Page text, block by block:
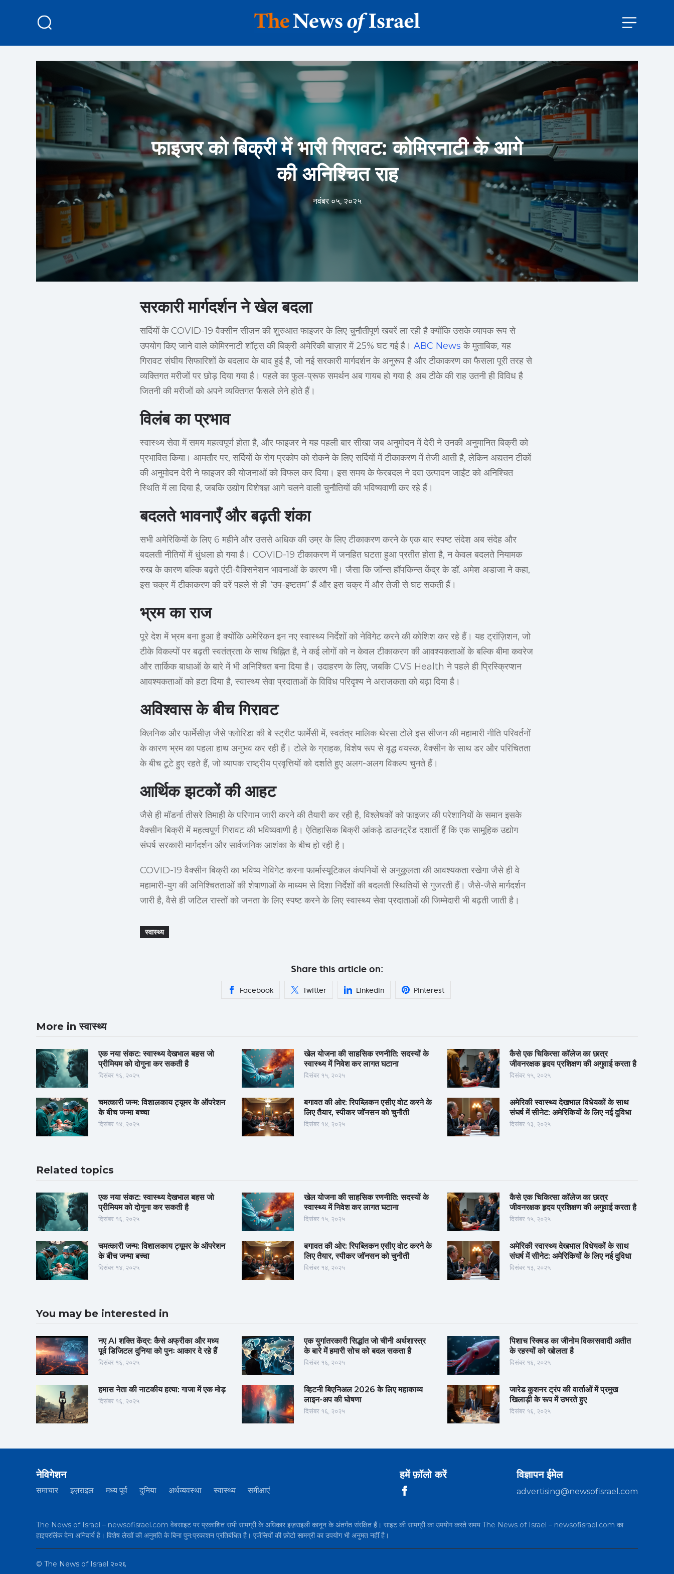
फाइजर को बिक्री में भारी गिरावट: कोमिरनाटी के आगे
की अनिश्चित राह
नवंबर ०५, २०२५
सरकारी मार्गदर्शन ने खेल बदला
सर्दियों के COVID-19 वैक्सीन सीज़न की शुरुआत फाइजर के लिए चुनौतीपूर्ण खबरें ला रही है क्योंकि उसके व्यापक रूप से
उपयोग किए जाने वाले कोमिरनाटी शॉट्स की बिक्री अमेरिकी बाज़ार में 25% घट गई है। ABC News के मुताबिक, यह
गिरावट संघीय सिफारिशों के बदलाव के बाद हुई है, जो नई सरकारी मार्गदर्शन के अनुरूप है और टीकाकरण का फैसला पूरी तरह से
व्यक्तिगत मरीजों पर छोड़ दिया गया है। पहले का फुल-प्रूफ समर्थन अब गायब हो गया है; अब टीके की राह उतनी ही विविध है
जितनी की मरीजों को अपने व्यक्तिगत फैसले लेने होते हैं।
विलंब का प्रभाव
स्वास्थ्य सेवा में समय महत्वपूर्ण होता है, और फाइजर ने यह पहली बार सीखा जब अनुमोदन में देरी ने उनकी अनुमानित बिक्री को
प्रभावित किया। आमतौर पर, सर्दियों के रोग प्रकोप को रोकने के लिए सर्दियों में टीकाकरण में तेजी आती है, लेकिन अद्यतन टीकों
की अनुमोदन देरी ने फाइजर की योजनाओं को विफल कर दिया। इस समय के फेरबदल ने दवा उत्पादन जाईंट को अनिश्चित
स्थिति में ला दिया है, जबकि उद्योग विशेषज्ञ आगे चलने वाली चुनौतियों की भविष्यवाणी कर रहे हैं।
बदलते भावनाएँ और बढ़ती शंका
सभी अमेरिकियों के लिए 6 महीने और उससे अधिक की उम्र के लिए टीकाकरण करने के एक बार स्पष्ट संदेश अब संदेह और
बदलती नीतियों में धुंधला हो गया है। COVID-19 टीकाकरण में जनहित घटता हुआ प्रतीत होता है, न केवल बदलते नियामक
रुख के कारण बल्कि बढ़ते एंटी-वैक्सिनेशन भावनाओं के कारण भी। जैसा कि जॉन्स हॉपकिन्स केंद्र के डॉ. अमेश अडाजा ने कहा,
इस चक्र में टीकाकरण की दरें पहले से ही “उप-इष्टतम” हैं और इस चक्र में और तेजी से घट सकती हैं।
भ्रम का राज
पूरे देश में भ्रम बना हुआ है क्योंकि अमेरिकन इन नए स्वास्थ्य निर्देशों को नेविगेट करने की कोशिश कर रहे हैं। यह ट्रांज़िशन, जो
टीके विकल्पों पर बढ़ती स्वतंत्रता के साथ चिह्नित है, ने कई लोगों को न केवल टीकाकरण की आवश्यकताओं के बल्कि बीमा कवरेज
और तार्किक बाधाओं के बारे में भी अनिश्चित बना दिया है। उदाहरण के लिए, जबकि CVS Health ने पहले ही प्रिस्क्रिप्शन
आवश्यकताओं को हटा दिया है, स्वास्थ्य सेवा प्रदाताओं के विविध परिदृश्य ने अराजकता को बढ़ा दिया है।
अविश्वास के बीच गिरावट
क्लिनिक और फार्मेसीज़ जैसे फ्लोरिडा की बे स्ट्रीट फार्मेसी में, स्वतंत्र मालिक थेरसा टोले इस सीजन की महामारी नीति परिवर्तनों
के कारण भ्रम का पहला हाथ अनुभव कर रही हैं। टोले के ग्राहक, विशेष रूप से वृद्ध वयस्क, वैक्सीन के साथ डर और परिचितता
के बीच टूटे हुए रहते हैं, जो व्यापक राष्ट्रीय प्रवृत्तियों को दर्शाते हुए अलग-अलग विकल्प चुनते हैं।
आर्थिक झटकों की आहट
जैसे ही मॉडर्ना तीसरे तिमाही के परिणाम जारी करने की तैयारी कर रही है, विश्लेषकों को फाइजर की परेशानियों के समान इसके
वैक्सीन बिक्री में महत्वपूर्ण गिरावट की भविष्यवाणी है। ऐतिहासिक बिक्री आंकड़े डाउनट्रेंड दशार्ती हैं कि एक सामूहिक उद्योग
संघर्ष सरकारी मार्गदर्शन और सार्वजनिक आशंका के बीच हो रही है।
COVID-19 वैक्सीन बिक्री का भविष्य नेविगेट करना फार्मास्यूटिकल कंपनियों से अनुकूलता की आवश्यकता रखेगा जैसे ही वे
महामारी-युग की अनिश्चितताओं की शेषाणाओं के माध्यम से दिशा निर्देशों की बदलती स्थितियों से गुजरती हैं। जैसे-जैसे मार्गदर्शन
जारी है, वैसे ही जटिल रास्तों को जनता के लिए स्पष्ट करने के लिए स्वास्थ्य सेवा प्रदाताओं की जिम्मेदारी भी बढ़ती जाती है।
स्वास्थ्य
Share this article on:
Facebook Twitter Linkedin Pinterest
More in स्वास्थ्य
एक नया संकट: स्वास्थ्य देखभाल बहस जो
प्रीमियम को दोगुना कर सकती है
दिसंबर १६, २०२५
खेल योजना की साहसिक रणनीति: सदस्यों के
स्वास्थ्य में निवेश कर लागत घटाना
दिसंबर १५, २०२५
कैसे एक चिकित्सा कॉलेज का छात्र
जीवनरक्षक हृदय प्रशिक्षण की अगुवाई करता है
दिसंबर १५, २०२५
चमत्कारी जन्म: विशालकाय ट्यूमर के ऑपरेशन
के बीच जन्मा बच्चा
दिसंबर १४, २०२५
बगावत की ओर: रिपब्लिकन एसीए वोट करने के
लिए तैयार, स्पीकर जॉनसन को चुनौती
दिसंबर १४, २०२५
अमेरिकी स्वास्थ्य देखभाल विधेयकों के साथ
संघर्ष में सीनेट: अमेरिकियों के लिए नई दुविधा
दिसंबर १३, २०२५
Related topics
एक नया संकट: स्वास्थ्य देखभाल बहस जो
प्रीमियम को दोगुना कर सकती है
दिसंबर १६, २०२५
खेल योजना की साहसिक रणनीति: सदस्यों के
स्वास्थ्य में निवेश कर लागत घटाना
दिसंबर १५, २०२५
कैसे एक चिकित्सा कॉलेज का छात्र
जीवनरक्षक हृदय प्रशिक्षण की अगुवाई करता है
दिसंबर १५, २०२५
चमत्कारी जन्म: विशालकाय ट्यूमर के ऑपरेशन
के बीच जन्मा बच्चा
दिसंबर १४, २०२५
बगावत की ओर: रिपब्लिकन एसीए वोट करने के
लिए तैयार, स्पीकर जॉनसन को चुनौती
दिसंबर १४, २०२५
अमेरिकी स्वास्थ्य देखभाल विधेयकों के साथ
संघर्ष में सीनेट: अमेरिकियों के लिए नई दुविधा
दिसंबर १३, २०२५
You may be interested in
नए AI शक्ति केंद्र: कैसे अफ्रीका और मध्य
पूर्व डिजिटल दुनिया को पुनः आकार दे रहे हैं
दिसंबर १६, २०२५
एक युगांतरकारी सिद्धांत जो चीनी अर्थशास्त्र
के बारे में हमारी सोच को बदल सकता है
दिसंबर १६, २०२५
पिशाच स्क्विड का जीनोम विकासवादी अतीत
के रहस्यों को खोलता है
दिसंबर १६, २०२५
हमास नेता की नाटकीय हत्या: गाजा में एक मोड़
दिसंबर १६, २०२५
व्हिटनी बिएनिअल 2026 के लिए महाकाव्य
लाइन-अप की घोषणा
दिसंबर १६, २०२५
जारेड कुशनर ट्रंप की वार्ताओं में प्रमुख
खिलाड़ी के रूप में उभरते हुए
दिसंबर १६, २०२५
नेविगेशन
समाचार इज़राइल मध्य पूर्व दुनिया अर्थव्यवस्था स्वास्थ्य समीक्षाएं
हमें फ़ॉलो करें विज्ञापन ईमेल
advertising@newsofisrael.com
The News of Israel – newsofisrael.com वेबसाइट पर प्रकाशित सभी सामग्री के अधिकार इज़राइली कानून के अंतर्गत संरक्षित हैं। साइट की सामग्री का उपयोग करते समय The News of Israel – newsofisrael.com का
हाइपरलिंक देना अनिवार्य है। विशेष लेखों की अनुमति के बिना पुन:प्रकाशन प्रतिबंधित है। एजेंसियों की फ़ोटो सामग्री का उपयोग भी अनुमत नहीं है।
© The News of Israel २०२६